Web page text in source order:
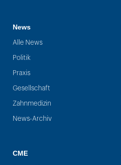
News
Alle News
Politik
Praxis
Gesellschaft
Zahnmedizin
News-Archiv
CME